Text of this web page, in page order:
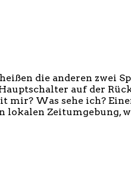
die anderen zwei
auf der
mir? Was sehe ich?
lokalen